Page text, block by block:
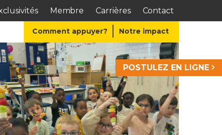
Membre Carrières Contact
Comment appuyer? Notre impact
POSTULEZ EN LIGNE